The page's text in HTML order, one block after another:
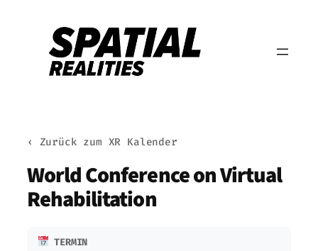
springen
‹ Zurück zum XR Kalender
World Conference on Virtual
Rehabilitation
TERMIN